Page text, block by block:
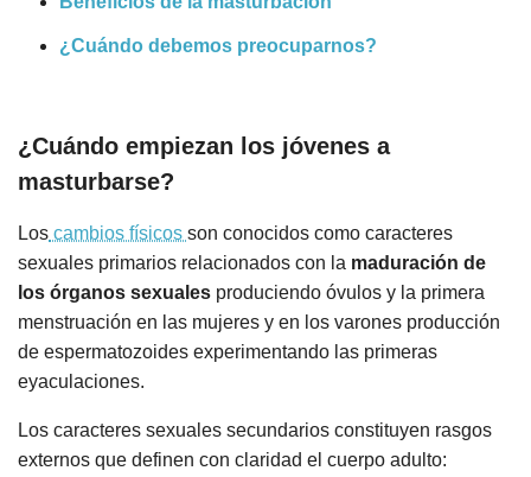
¿Cuándo debemos preocuparnos?
¿Cuándo empiezan los jóvenes a
masturbarse?
Los cambios físicos son conocidos como caracteres
sexuales primarios relacionados con la maduración de
los órganos sexuales produciendo óvulos y la primera
menstruación en las mujeres y en los varones producción
de espermatozoides experimentando las primeras
eyaculaciones.
Los caracteres sexuales secundarios constituyen rasgos
externos que definen con claridad el cuerpo adulto: